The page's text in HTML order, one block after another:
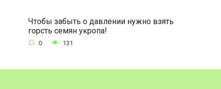
Чтобы забыть о давлении нужно взять
горсть семян укропа!
0 131